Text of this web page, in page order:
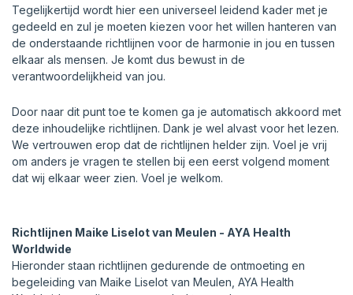
Tegelijkertijd wordt hier een universeel leidend kader met je
gedeeld en zul je moeten kiezen voor het willen hanteren van
de onderstaande richtlijnen voor de harmonie in jou en tussen
elkaar als mensen. Je komt dus bewust in de
verantwoordelijkheid van jou.
Door naar dit punt toe te komen ga je automatisch akkoord met
deze inhoudelijke richtlijnen. Dank je wel alvast voor het lezen.
We vertrouwen erop dat de richtlijnen helder zijn. Voel je vrij
om anders je vragen te stellen bij een eerst volgend moment
dat wij elkaar weer zien. Voel je welkom.
Richtlijnen Maike Liselot van Meulen - AYA Health
Worldwide
Hieronder staan richtlijnen gedurende de ontmoeting en
begeleiding van Maike Liselot van Meulen, AYA Health